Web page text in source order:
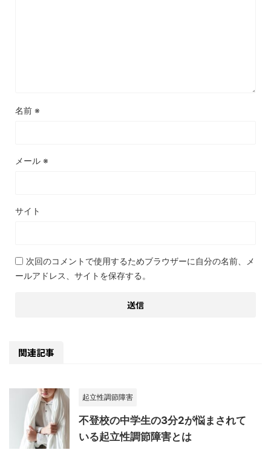
名前 ※
メール ※
サイト
次回のコメントで使用するためブラウザーに自分の名前、メ
ールアドレス、サイトを保存する。
関連記事
起立性調節障害
不登校の中学生の3分2が悩まされて
いる起立性調節障害とは